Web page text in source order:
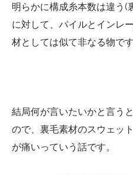
明らかに構成糸本数は違う(
に対して、パイルとインレ
材としては似て非なる物です
結局何が言いたいかと言う
ので、裏毛素材のスウェッ
が痛いっていう話です。